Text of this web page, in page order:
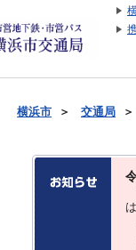
横浜市 ＞ 交通局 ＞